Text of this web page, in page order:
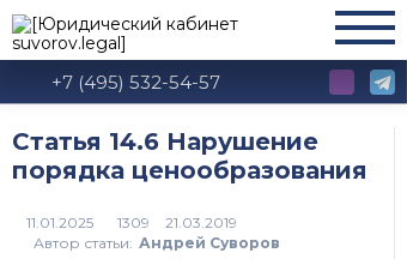
+7 (495) 532-54-57
Статья 14.6 Нарушение
порядка ценообразования
1309
Автор статьи: Андрей Суворов